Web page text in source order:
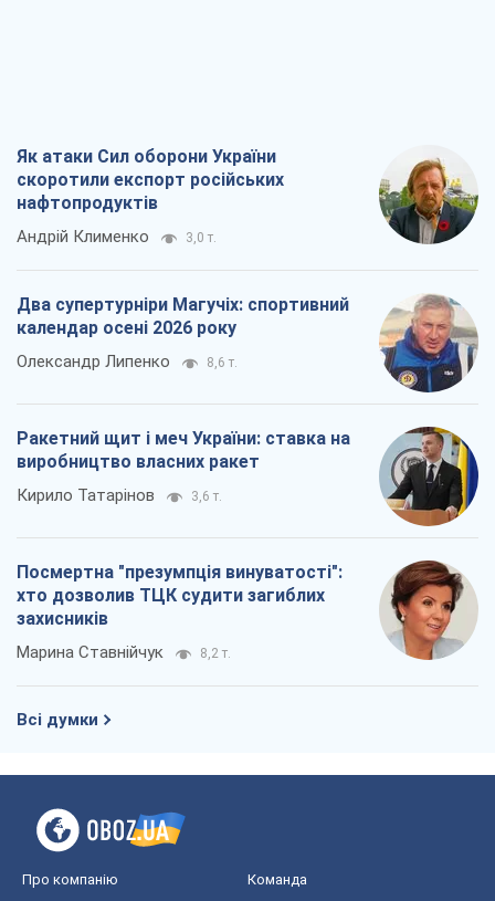
Як атаки Сил оборони України
скоротили експорт російських
нафтопродуктів
Андрій Клименко 3,0 т.
Два супертурніри Магучіх: спортивний
календар осені 2026 року
Олександр Липенко 8,6 т.
Ракетний щит і меч України: ставка на
виробництво власних ракет
Кирило Татарінов 3,6 т.
Посмертна "презумпція винуватості":
хто дозволив ТЦК судити загиблих
захисників
Марина Ставнійчук 8,2 т.
Всі думки
Про компанію Команда